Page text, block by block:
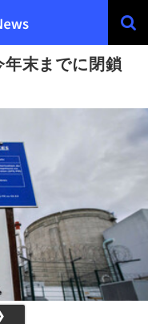
末までに閉鎖